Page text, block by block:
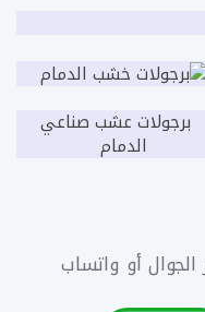
الجوال أو واتساب